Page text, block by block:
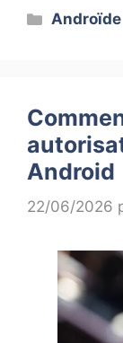
Catégories
Androïde
Android
22/06/2026